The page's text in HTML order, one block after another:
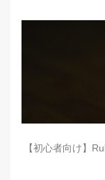
【初心者向け】